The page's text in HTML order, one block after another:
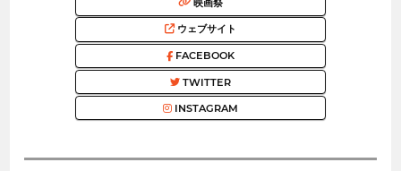
ウェブサイト
FACEBOOK
TWITTER
INSTAGRAM